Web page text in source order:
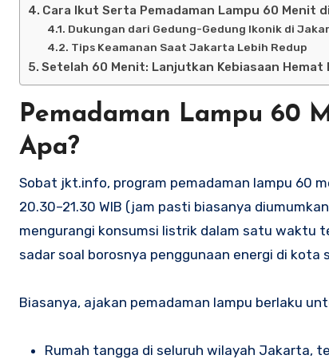
Cara Ikut Serta Pemadaman Lampu 60 Menit
Dukungan dari Gedung-Gedung Ikonik di
Tips Keamanan Saat Jakarta Lebih Redup
Setelah 60 Menit: Lanjutkan Kebiasaan Hemat
Pemadaman Lampu 60
Apa?
Sobat jkt.info, program pemadaman lampu 60
20.30–21.30 WIB (jam pasti biasanya
mengurangi konsumsi listrik dalam satu waktu
sadar soal borosnya penggunaan energi di kota
Biasanya, ajakan pemadaman lampu berlaku
Rumah tangga di seluruh wilayah Jakarta,